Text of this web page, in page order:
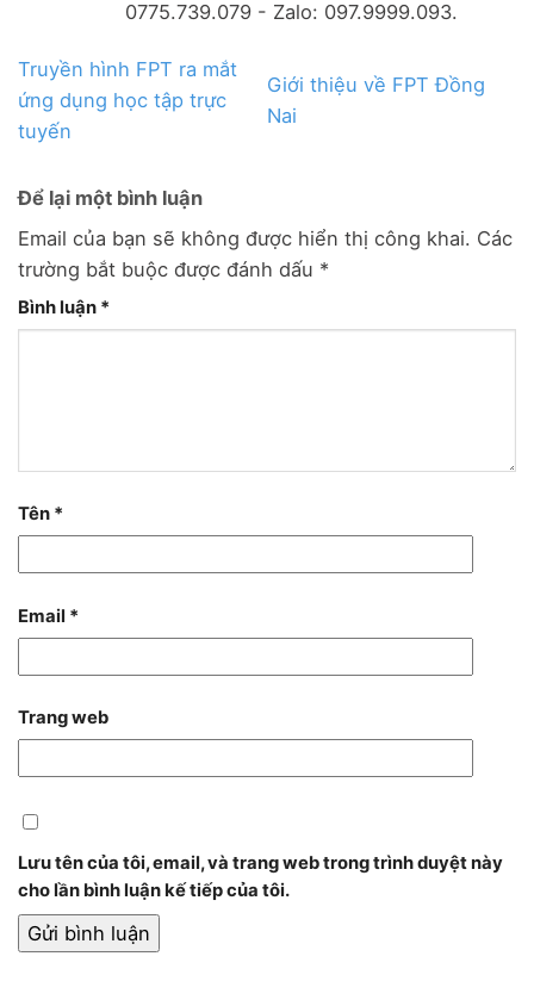
0775.739.079 - Zalo: 097.9999.093.
Truyền hình FPT ra mắt
ứng dụng học tập trực
tuyến
Giới thiệu về FPT Đồng
Nai
Để lại một bình luận
Email của bạn sẽ không được hiển thị công khai. Các
trường bắt buộc được đánh dấu *
Bình luận *
Tên *
Email *
Trang web
Lưu tên của tôi, email, và trang web trong trình duyệt này
cho lần bình luận kế tiếp của tôi.